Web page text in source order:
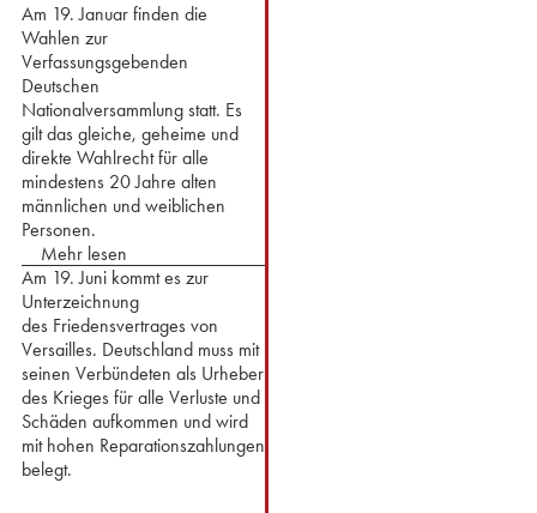
Am 19. Januar finden die
Wahlen zur
Verfassungsgebenden
Deutschen
Nationalversammlung statt. Es
gilt das gleiche, geheime und
direkte Wahlrecht für alle
mindestens 20 Jahre alten
männlichen und weiblichen
Personen.
Mehr lesen
Am 19. Juni kommt es zur
Unterzeichnung
des Friedensvertrages von
Versailles. Deutschland muss mit
seinen Verbündeten als Urheber
des Krieges für alle Verluste und
Schäden aufkommen und wird
mit hohen Reparationszahlungen
belegt.